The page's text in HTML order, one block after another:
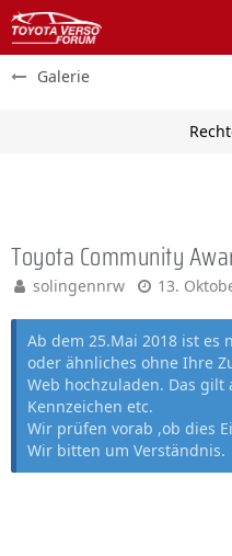
Galerie
Toyota Community
solingennrw 13.
Ab dem 25.Mai 2018 ist es
oder ähnliches ohne Ihre
Web hochzuladen. Das
Kennzeichen etc.
Wir prüfen vorab ,ob dies
Wir bitten um Verständnis.